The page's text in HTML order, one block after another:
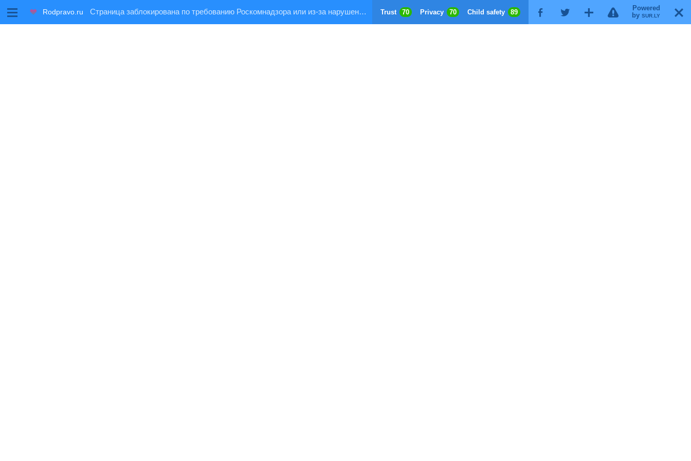
M Rodpravo.ru X
Powered
by SUR.LY
!
G
T
F
Trust 70 Privacy 70 Child safety 89
Страница заблокирована по требованию Роскомнадзора или из-за нарушения правил хостинга!